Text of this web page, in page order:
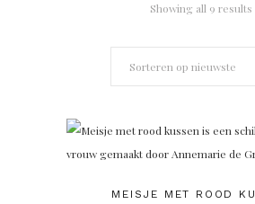
Showing all 9 results
Sorteren op nieuwste
MEISJE MET ROOD